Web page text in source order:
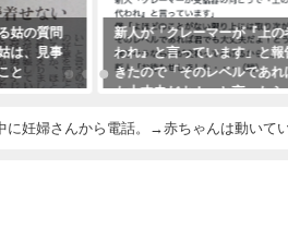
姑の質問
は、見事
と
新人が「クレーマーが『上の
われ』と言っています」と報
きたので「そのレベルであれ
も大丈夫だよ！」と言ったら
（笑）
に妊婦さんから電話。→赤ちゃんは動いて